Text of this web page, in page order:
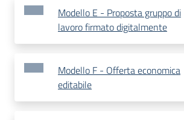
Modello E - Proposta gruppo di
lavoro firmato digitalmente
Modello F - Offerta economica
editabile